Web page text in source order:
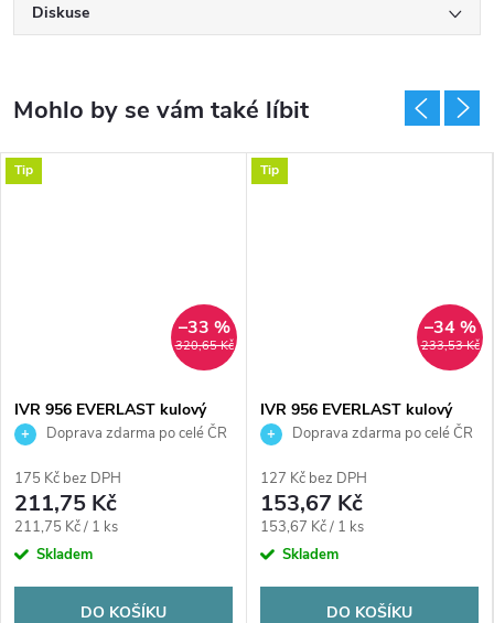
Diskuse
Tip
320,65 Kč
–33 %
IVR 956 EVERLAST kulový
kohout FM3/4", závitový,
poniklovaný
Doprava zdarma po celé ČR
175 Kč bez DPH
211,75 Kč
Měrná
cena:
211,75 Kč / 1 ks
Skladem
DO KOŠÍKU
Tip
233,53 Kč
–34 %
IVR 956 EVERLAST kulový
kohout FM1/2", závitový,
poniklovaný
Doprava zdarma po celé ČR
127 Kč bez DPH
153,67 Kč
Měrná
cena:
153,67 Kč / 1 ks
Skladem
DO KOŠÍKU